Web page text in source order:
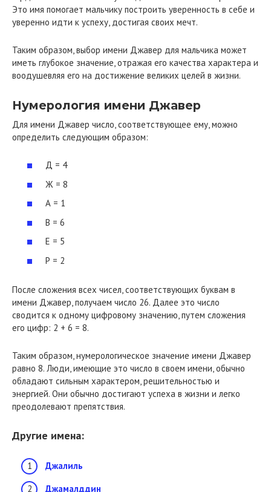
Это имя помогает мальчику построить уверенность в себе и
уверенно идти к успеху, достигая своих мечт.
Таким образом, выбор имени Джавер для мальчика может
иметь глубокое значение, отражая его качества характера и
воодушевляя его на достижение великих целей в жизни.
Нумерология имени Джавер
Для имени Джавер число, соответствующее ему, можно
определить следующим образом:
Д = 4
Ж = 8
А = 1
В = 6
Е = 5
Р = 2
После сложения всех чисел, соответствующих буквам в
имени Джавер, получаем число 26. Далее это число
сводится к одному цифровому значению, путем сложения
его цифр: 2 + 6 = 8.
Таким образом, нумерологическое значение имени Джавер
равно 8. Люди, имеющие это число в своем имени, обычно
обладают сильным характером, решительностью и
энергией. Они обычно достигают успеха в жизни и легко
преодолевают препятствия.
Другие имена:
Джалиль
Джамалддин